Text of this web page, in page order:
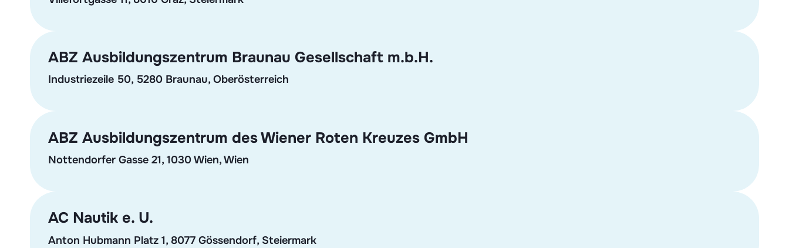
ABZ Ausbildungszentrum Braunau Gesellschaft m.b.H.
Industriezeile 50, 5280 Braunau, Oberösterreich
ABZ Ausbildungszentrum des Wiener Roten Kreuzes GmbH
Nottendorfer Gasse 21, 1030 Wien, Wien
AC Nautik e. U.
Anton Hubmann Platz 1, 8077 Gössendorf, Steiermark